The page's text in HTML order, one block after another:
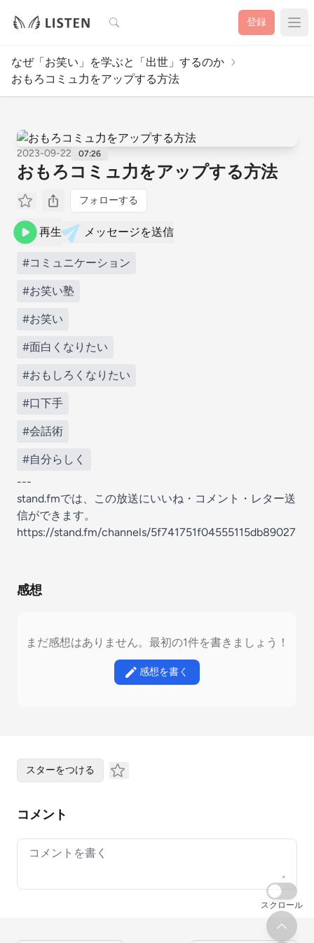
検索 登録
なぜ「お笑い」を学ぶと「出世」するのか
おもろコミュ力をアップする方法
2023-09-22 07:26
おもろコミュ力をアップする方法
フォローする
再生 メッセージを送信
#コミュニケーション
#お笑い塾
#お笑い
#面白くなりたい
#おもしろくなりたい
#口下手
#会話術
#自分らしく
---
stand.fmでは、この放送にいいね・コメント・レター送
信ができます。
https://stand.fm/channels/5f741751f04555115db89027
感想
まだ感想はありません。最初の1件を書きましょう！
感想を書く
スターをつける
コメント
Your comment
スクロール